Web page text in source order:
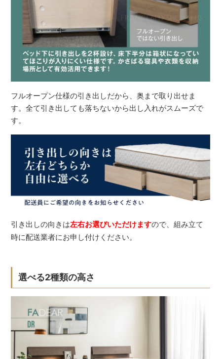
フルオープン仕様の引き出しだから、奥まで取り出せま
す。全て引き出しても落ちないから出し入れがスムーズで
す。
引き出しの向きは左右お選びいただけますので、組み立て
時に配送業者にお申し付けください。
選べる2種類の高さ